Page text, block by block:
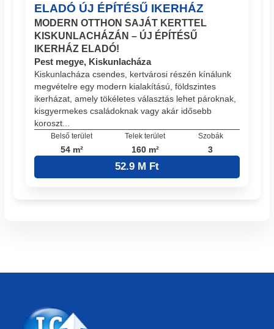
ELADÓ ÚJ ÉPÍTÉSŰ IKERHÁZ
MODERN OTTHON SAJÁT KERTTEL
KISKUNLACHÁZÁN – ÚJ ÉPÍTÉSŰ
IKERHÁZ ELADÓ!
Pest megye, Kiskunlacháza
Kiskunlacháza csendes, kertvárosi részén kínálunk
megvételre egy modern kialakítású, földszintes
ikerházat, amely tökéletes választás lehet pároknak,
kisgyermekes családoknak vagy akár idősebb
koroszt...
Belső terület
54 m²
Telek terület
160 m²
Szobák
3
52.9 M Ft